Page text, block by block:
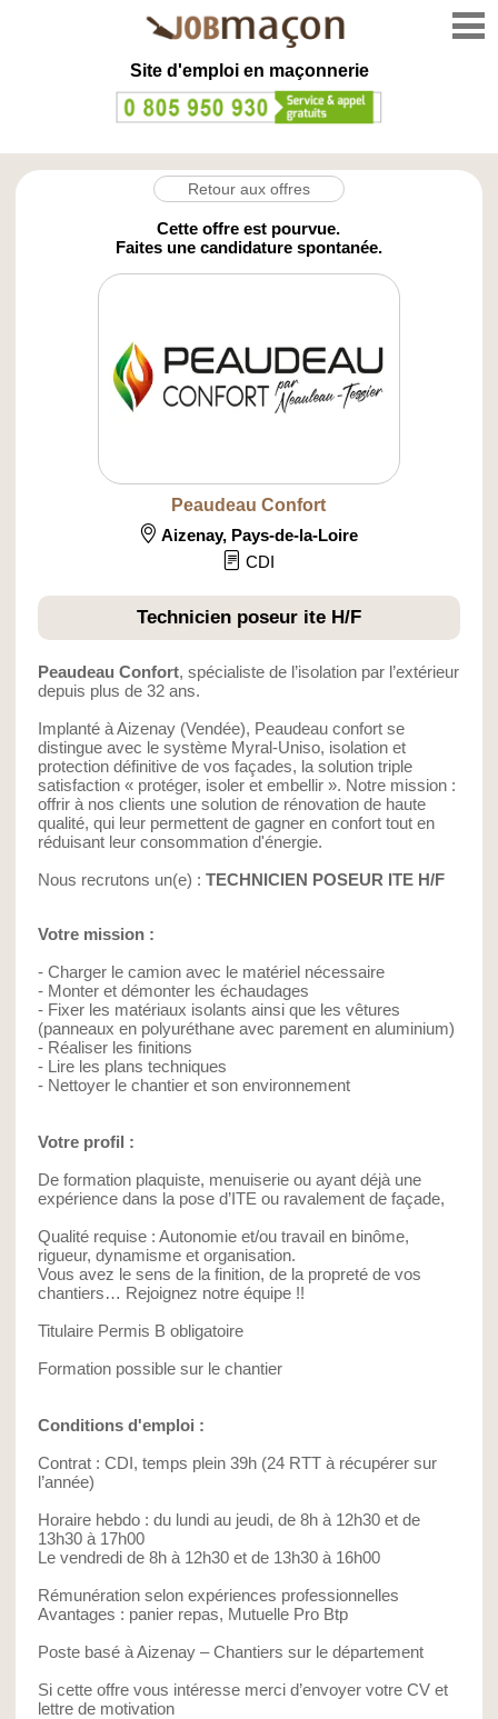
Site d'emploi en maçonnerie
Retour aux offres
Cette offre est pourvue.
Faites une candidature spontanée.
Peaudeau Confort
Aizenay, Pays-de-la-Loire
CDI
Technicien poseur ite H/F
Peaudeau Confort, spécialiste de l’isolation par l’extérieur
depuis plus de 32 ans.
Implanté à Aizenay (Vendée), Peaudeau confort se
distingue avec le système Myral-Uniso, isolation et
protection définitive de vos façades, la solution triple
satisfaction « protéger, isoler et embellir ». Notre mission :
offrir à nos clients une solution de rénovation de haute
qualité, qui leur permettent de gagner en confort tout en
réduisant leur consommation d'énergie.
Nous recrutons un(e) : TECHNICIEN POSEUR ITE H/F
Votre mission :
- Charger le camion avec le matériel nécessaire
- Monter et démonter les échaudages
- Fixer les matériaux isolants ainsi que les vêtures
(panneaux en polyuréthane avec parement en aluminium)
- Réaliser les finitions
- Lire les plans techniques
- Nettoyer le chantier et son environnement
Votre profil :
De formation plaquiste, menuiserie ou ayant déjà une
expérience dans la pose d’ITE ou ravalement de façade,
Qualité requise : Autonomie et/ou travail en binôme,
rigueur, dynamisme et organisation.
Vous avez le sens de la finition, de la propreté de vos
chantiers… Rejoignez notre équipe !!
Titulaire Permis B obligatoire
Formation possible sur le chantier
Conditions d'emploi :
Contrat : CDI, temps plein 39h (24 RTT à récupérer sur
l’année)
Horaire hebdo : du lundi au jeudi, de 8h à 12h30 et de
13h30 à 17h00
Le vendredi de 8h à 12h30 et de 13h30 à 16h00
Rémunération selon expériences professionnelles
Avantages : panier repas, Mutuelle Pro Btp
Poste basé à Aizenay – Chantiers sur le département
Si cette offre vous intéresse merci d’envoyer votre CV et
lettre de motivation